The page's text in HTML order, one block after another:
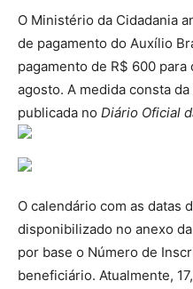
O Ministério da Cidadania
de pagamento do Auxílio
pagamento de R$ 600
agosto. A medida consta
publicada no Diário Oficial
O calendário com as datas
disponibilizado no anexo
por base o Número de
beneficiário. Atualmente,